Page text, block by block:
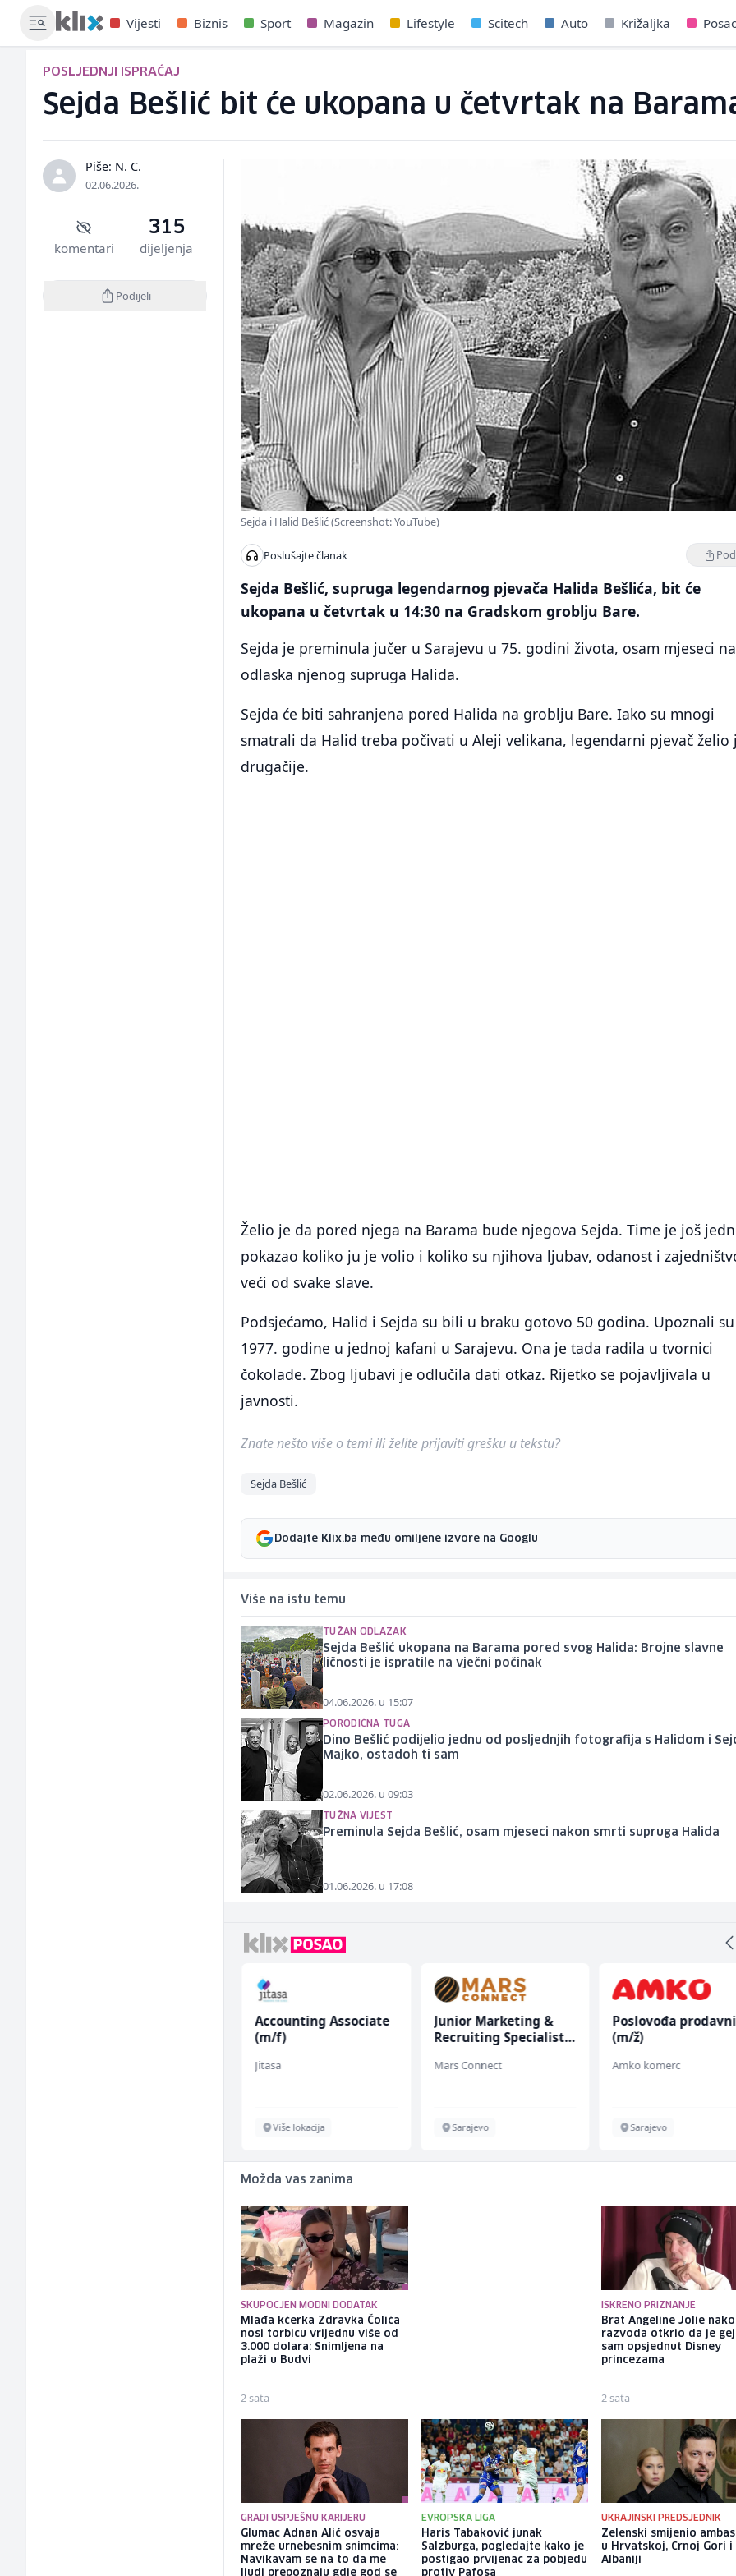
Vijesti Biznis Sport Magazin Lifestyle Scitech Auto Križaljka
POSLJEDNJI ISPRAĆAJ
Sejda Bešlić bit će ukopana u četvrtak na
Piše: N. C.
02.06.2026.
komentari
315
dijeljenja
Podijeli
Sejda i Halid Bešlić (Screenshot: YouTube)
Poslušajte članak
Sejda Bešlić, supruga legendarnog pjevača Halida Bešlića, bit će
ukopana u četvrtak u 14:30 na Gradskom groblju Bare.
Sejda je preminula jučer u Sarajevu u 75. godini života, osam mjeseci
odlaska njenog supruga Halida.
Sejda će biti sahranjena pored Halida na groblju Bare. Iako su mnogi
smatrali da Halid treba počivati u Aleji velikana, legendarni pjevač želio
drugačije.
Želio je da pored njega na Barama bude njegova Sejda. Time je još
pokazao koliko ju je volio i koliko su njihova ljubav, odanost i
veći od svake slave.
Podsjećamo, Halid i Sejda su bili u braku gotovo 50 godina. Upoznali
1977. godine u jednoj kafani u Sarajevu. Ona je tada radila u tvornici
čokolade. Zbog ljubavi je odlučila dati otkaz. Rijetko se pojavljivala u
javnosti.
Znate nešto više o temi ili želite prijaviti grešku u tekstu?
Sejda Bešlić
Dodajte Klix.ba među omiljene izvore na Googlu
Više na istu temu
TUŽAN ODLAZAK
Sejda Bešlić ukopana na Barama pored svog Halida: Brojne slavne
ličnosti je ispratile na vječni počinak
04.06.2026. u 15:07
PORODIČNA TUGA
Dino Bešlić podijelio jednu od posljednjih fotografija s Halidom i
Majko, ostadoh ti sam
02.06.2026. u 09:03
TUŽNA VIJEST
Preminula Sejda Bešlić, osam mjeseci nakon smrti supruga Halida
01.06.2026. u 17:08
Accounting Associate
(m/f)
Jitasa
Više lokacija
Junior Marketing &
Recruiting Specialist
Mars Connect
Sarajevo
Poslovođa
(m/ž)
Amko komerc
Sarajevo
Možda vas zanima
SKUPOCJEN MODNI DODATAK
Mlađa kćerka Zdravka Čolića
nosi torbicu vrijednu više od
3.000 dolara: Snimljena na
plaži u Budvi
2 sata
ISKRENO PRIZNANJE
Brat Angeline Jolie
razvoda otkrio da je
sam opsjednut Disney
princezama
2 sata
GRADI USPJEŠNU KARIJERU
Glumac Adnan Alić osvaja
mreže urnebesnim snimcima:
Navikavam se na to da me
ljudi prepoznaju gdje god se
EVROPSKA LIGA
Haris Tabaković junak
Salzburga, pogledajte kako je
postigao prvijenac za pobjedu
protiv Pafosa
UKRAJINSKI PREDSJEDNIK
Zelenski smijenio
u Hrvatskoj, Crnoj Gori i
Albaniji